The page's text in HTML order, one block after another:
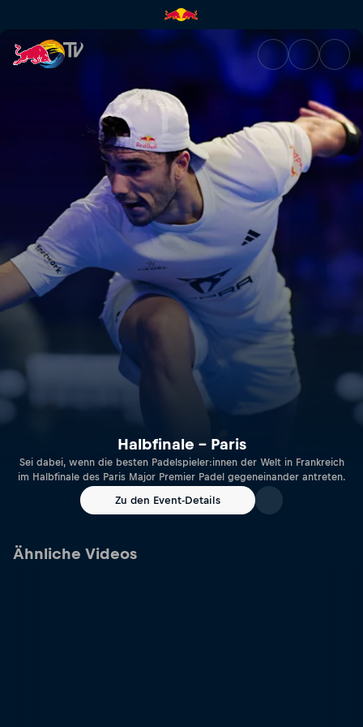
Halbfinale – Paris | Red Bull
Halbfinale – Paris
Sei dabei, wenn die besten Padelspieler:innen der Welt in Frankreich
im Halbfinale des Paris Major Premier Padel gegeneinander antreten.
Zu den Event-Details
Ähnliche Videos